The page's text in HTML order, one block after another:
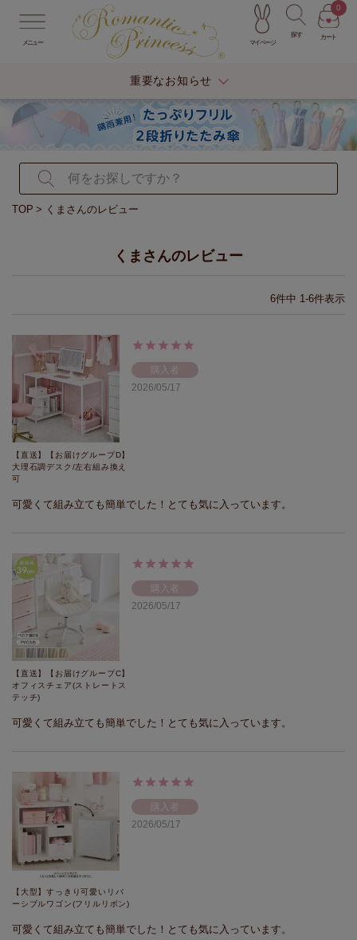
メニュー マイページ
探す カート
0
重要なお知らせ
TOP くまさんのレビュー
くまさんのレビュー
6件中 1-6件表示
【直送】【お届けグループD】
大理石調デスク/左右組み換え
可
購入者
2026/05/17
可愛くて組み立ても簡単でした！とても気に入っています。
【直送】【お届けグループC】
オフィスチェア(ストレートス
テッチ)
購入者
2026/05/17
可愛くて組み立ても簡単でした！とても気に入っています。
【大型】すっきり可愛いリバ
ーシブルワゴン(フリルリボン)
購入者
2026/05/17
可愛くて組み立ても簡単でした！とても気に入っています。